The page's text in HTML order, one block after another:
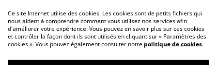
Cookies
Livraisons
Guide des tailles
Ce site Internet utilise des cookies. Les cookies sont de petits fichiers qui
nous aident à comprendre comment vous utilisez nos services afin
d'améliorer votre expérience. Vous pouvez en savoir plus sur ces cookies
et contrôler la façon dont ils sont utilisés en cliquant sur « Paramètres des
cookies ». Vous pouvez également consulter notre politique de cookies.